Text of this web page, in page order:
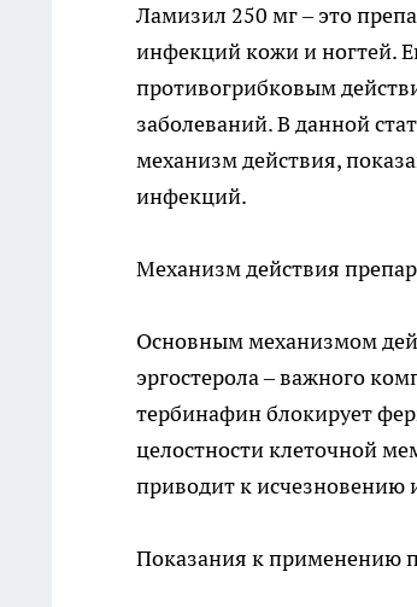
Ламизил 250 мг – это
инфекций кожи и ногтей.
противогрибковым
заболеваний. В данной
механизм действия,
инфекций.
Механизм действия
Основным механизмом
эргостерола – важного
тербинафин блокирует
целостности клеточной
приводит к исчезновению
Показания к применению